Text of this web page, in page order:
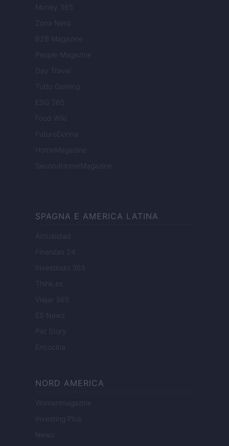
Money 365
Zona Nerd
B2B Magazine
People Magazine
Day Travel
Tutto Gaming
ESG 365
Food Wiki
FuturoDonna
HomeMagazine
SecondHomeMagazine
SPAGNA E AMERICA LATINA
Actualidad
Finanzas 24
Investindo 365
Think.es
Viajar 365
ES Newz
Pet Story
Encocina
NORD AMERICA
Womanmagazine
Investing Plus
Newz